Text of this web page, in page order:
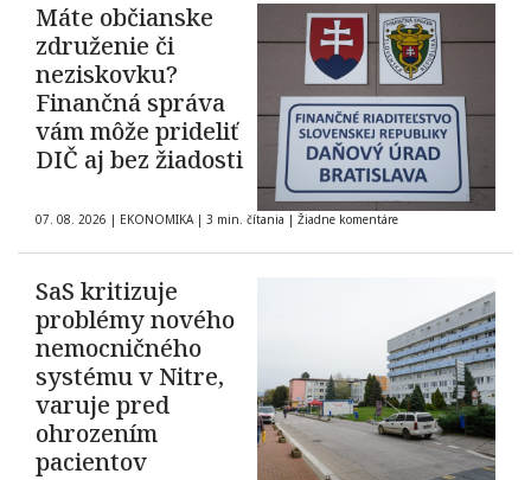
Máte občianske
združenie či
neziskovku?
Finančná správa
vám môže prideliť
DIČ aj bez žiadosti
07. 08. 2026 | EKONOMIKA | 3 min. čítania | Žiadne komentáre
SaS kritizuje
problémy nového
nemocničného
systému v Nitre,
varuje pred
ohrozením
pacientov